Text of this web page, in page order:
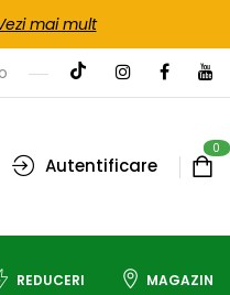
mai mult
Autentificare
0
REDUCERI MAGAZIN